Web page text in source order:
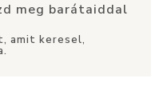
meg barátaiddal
amit keresel,